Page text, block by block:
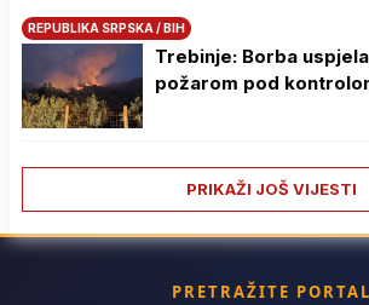
REPUBLIKA SRPSKA / BIH
Trebinje: Borba
požarom pod
PRIKAŽI JOŠ VIJESTI
PRETRAŽITE PORTAL